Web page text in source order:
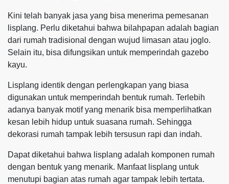
Kini telah banyak jasa yang bisa menerima pemesanan
lisplang. Perlu diketahui bahwa bilahpapan adalah bagian
dari rumah tradisional dengan wujud limasan atau joglo.
Selain itu, bisa difungsikan untuk memperindah gazebo
kayu.
Lisplang identik dengan perlengkapan yang biasa
digunakan untuk memperindah bentuk rumah. Terlebih
adanya banyak motif yang menarik bisa memperlihatkan
kesan lebih hidup untuk suasana rumah. Sehingga
dekorasi rumah tampak lebih tersusun rapi dan indah.
Dapat diketahui bahwa lisplang adalah komponen rumah
dengan bentuk yang menarik. Manfaat lisplang untuk
menutupi bagian atas rumah agar tampak lebih tertata.